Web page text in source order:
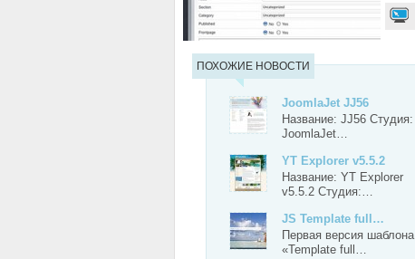
ПОХОЖИЕ НОВОСТИ
JoomlaJet JJ56
Название: JJ56 Студия:
JoomlaJet…
YT Explorer v5.5.2
Название: YT Explorer
v5.5.2 Студия:…
JS Template full…
Первая версия шаблона
«Template full…